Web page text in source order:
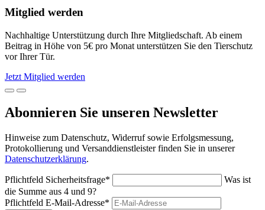
Mitglied werden
Nachhaltige Unterstützung durch Ihre Mitgliedschaft. Ab einem
Beitrag in Höhe von 5€ pro Monat unterstützen Sie den Tierschutz
vor Ihrer Tür.
Jetzt Mitglied werden
Abonnieren Sie unseren Newsletter
Hinweise zum Datenschutz, Widerruf sowie Erfolgsmessung,
Protokollierung und Versanddienstleister finden Sie in unserer
Datenschutzerklärung.
Pflichtfeld Sicherheitsfrage*
Was ist
die Summe aus 4 und 9?
Pflichtfeld E-Mail-Adresse*